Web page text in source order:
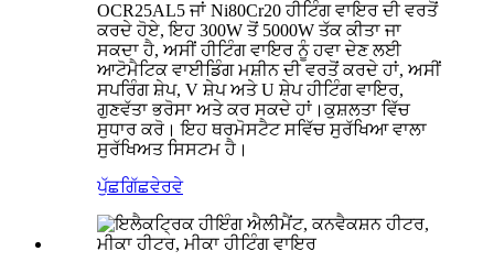
OCR25AL5 ਜਾਂ Ni80Cr20 ਹੀਟਿੰਗ ਵਾਇਰ ਦੀ ਵਰਤੋਂ
ਕਰਦੇ ਹੋਏ, ਇਹ 300W ਤੋਂ 5000W ਤੱਕ ਕੀਤਾ ਜਾ
ਸਕਦਾ ਹੈ, ਅਸੀਂ ਹੀਟਿੰਗ ਵਾਇਰ ਨੂੰ ਹਵਾ ਦੇਣ ਲਈ
ਆਟੋਮੈਟਿਕ ਵਾਈਡਿੰਗ ਮਸ਼ੀਨ ਦੀ ਵਰਤੋਂ ਕਰਦੇ ਹਾਂ, ਅਸੀਂ
ਸਪਰਿੰਗ ਸ਼ੇਪ, V ਸ਼ੇਪ ਅਤੇ U ਸ਼ੇਪ ਹੀਟਿੰਗ ਵਾਇਰ,
ਗੁਣਵੱਤਾ ਭਰੋਸਾ ਅਤੇ ਕਰ ਸਕਦੇ ਹਾਂ।ਕੁਸ਼ਲਤਾ ਵਿੱਚ
ਸੁਧਾਰ ਕਰੋ। ਇਹ ਥਰਮੋਸਟੈਟ ਸਵਿੱਚ ਸੁਰੱਖਿਆ ਵਾਲਾ
ਸੁਰੱਖਿਅਤ ਸਿਸਟਮ ਹੈ।
ਪੁੱਛਗਿੱਛਵੇਰਵੇ